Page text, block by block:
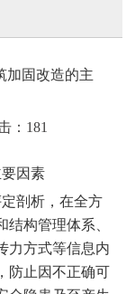
加固改造的主
：181
因素
剖析，在全方
构管理体系、
力方式等信息内
防止因不正确可